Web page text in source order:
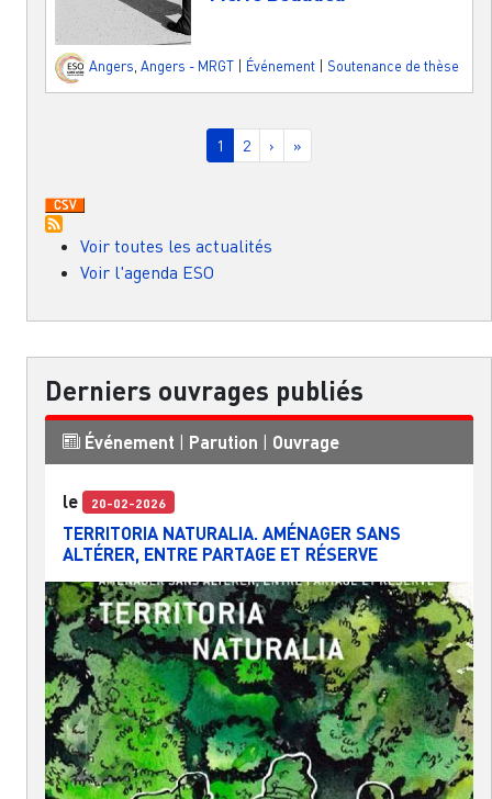
Angers Angers - MRGT Événement Soutenance de thèse
Page courante
1 Page
2 Page suivante
› Dernière page
»
Voir toutes les actualités
Voir l'agenda ESO
Derniers ouvrages publiés
Événement | Parution | Ouvrage
le 20-02-2026
TERRITORIA NATURALIA. AMÉNAGER SANS
ALTÉRER, ENTRE PARTAGE ET RÉSERVE